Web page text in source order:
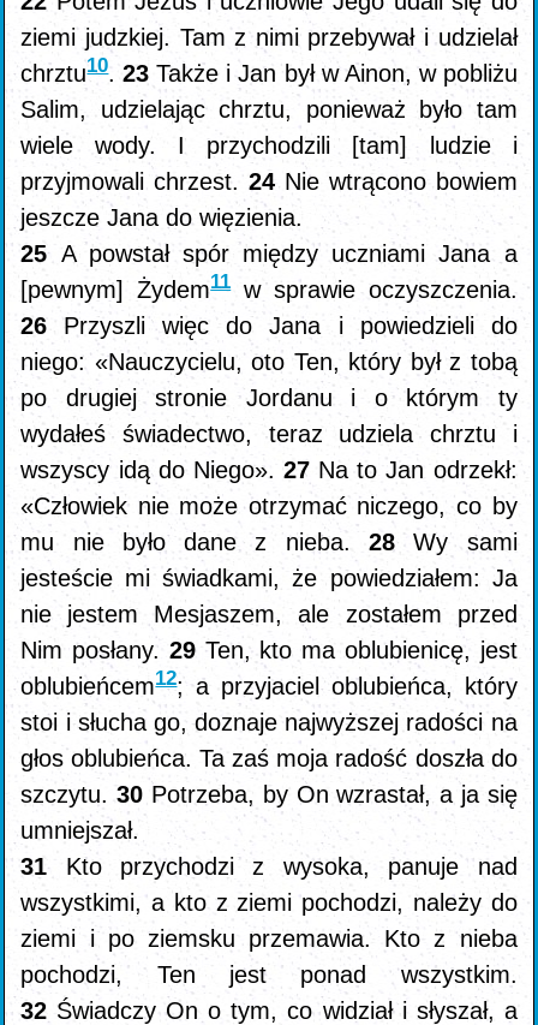
ziemi judzkiej. Tam z nimi przebywał i udzielał
chrztu10.23Także i Jan był w Ainon, w pobliżu
Salim, udzielając chrztu, ponieważ było tam
wiele wody. I przychodzili [tam] ludzie i
przyjmowali chrzest.24 Nie wtrącono bowiem
jeszcze Jana do więzienia.
25 A powstał spór między uczniami Jana a
[pewnym] Żydem11w sprawie oczyszczenia.
26 Przyszli więc do Jana i powiedzieli do
niego: «Nauczycielu, oto Ten, który był z tobą
po drugiej stronie Jordanu i o którym ty
wydałeś świadectwo, teraz udziela chrztu i
wszyscy idą do Niego». 27 Na to Jan odrzekł:
«Człowiek nie może otrzymać niczego, co by
mu nie było dane z nieba. 28Wy sami
jesteście mi świadkami, że powiedziałem: Ja
nie jestem Mesjaszem, ale zostałem przed
Nim posłany. 29 Ten, kto ma oblubienicę, jest
oblubieńcem12; a przyjaciel oblubieńca, który
stoi i słucha go, doznaje najwyższej radości na
głos oblubieńca. Ta zaś moja radość doszła do
szczytu.30 Potrzeba, by On wzrastał, a ja się
umniejszał.
31 Kto przychodzi z wysoka, panuje nad
wszystkimi, a kto z ziemi pochodzi, należy do
ziemi i po ziemsku przemawia. Kto z nieba
pochodzi, Ten jest ponad wszystkim.
32 Świadczy On o tym, co widział i słyszał, a